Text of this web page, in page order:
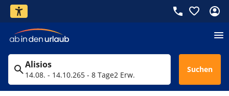
Alisios
14.08. - 14.10.265 - 8 Tage2 Erw.
Suchen